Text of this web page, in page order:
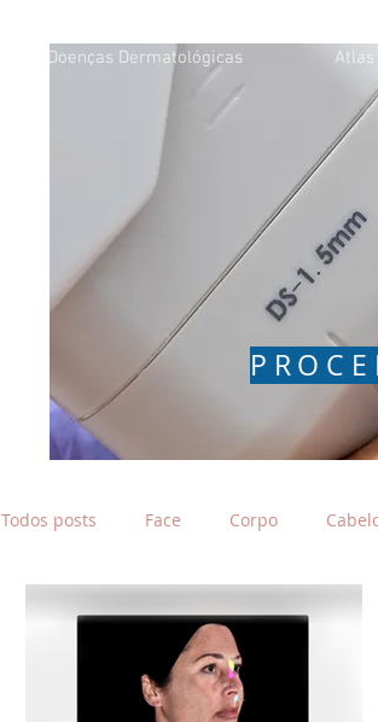
Doenças Dermatológicas
Todos posts Face Corpo